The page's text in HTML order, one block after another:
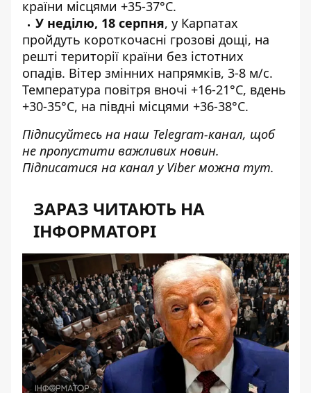
країни місцями +35-37°C.
У неділю, 18 серпня, у Карпатах
пройдуть короткочасні грозові дощі, на
решті території країни без істотних
опадів. Вітер змінних напрямків, 3-8 м/с.
Температура повітря вночі +16-21°C, вдень
+30-35°C, на півдні місцями +36-38°C.
Підписуйтесь на наш Telegram-канал, щоб
не пропустити важливих новин.
Підписатися на канал у Viber можна тут.
ЗАРАЗ ЧИТАЮТЬ НА
ІНФОРМАТОРІ